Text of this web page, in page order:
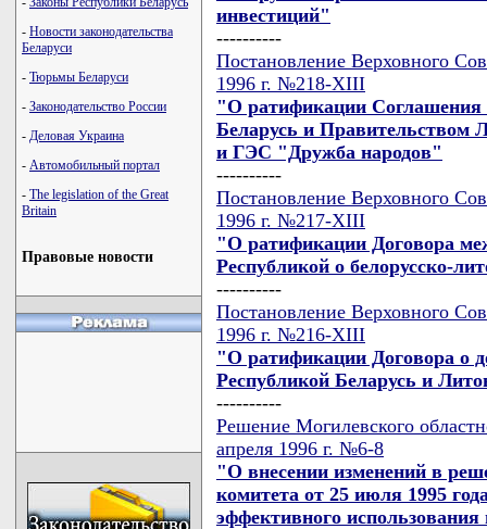
- Новости законодательства
Беларуси
- Тюрьмы Беларуси
- Законодательство России
- Деловая Украина
- Автомобильный портал
- The legislation of the Great
Britain
Правовые новости
инвестиций"
----------
Постановление Верховного
1996 г. №218-XIII
"О ратификации Соглашения
Беларусь и Правительством
и ГЭС "Дружба народов"
----------
Постановление Верховного
1996 г. №217-XIII
"О ратификации Договора
Республикой о белорусско-
----------
Постановление Верховного
1996 г. №216-XIII
"О ратификации Договора о
Республикой Беларусь и
----------
Решение Могилевского
апреля 1996 г. №6-8
"О внесении изменений в
комитета от 25 июля 1995
эффективного